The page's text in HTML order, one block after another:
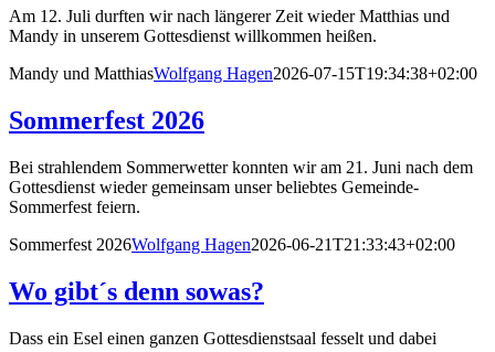
Am 12. Juli durften wir nach längerer Zeit wieder Matthias und
Mandy in unserem Gottesdienst willkommen heißen.
Mandy und MatthiasWolfgang Hagen2026-07-15T19:34:38+02:00
Sommerfest 2026
Bei strahlendem Sommerwetter konnten wir am 21. Juni nach dem
Gottesdienst wieder gemeinsam unser beliebtes Gemeinde-
Sommerfest feiern.
Sommerfest 2026Wolfgang Hagen2026-06-21T21:33:43+02:00
Wo gibt´s denn sowas?
Dass ein Esel einen ganzen Gottesdienstsaal fesselt und dabei